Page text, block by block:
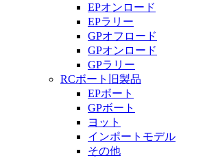
EPオンロード
EPラリー
GPオフロード
GPオンロード
GPラリー
RCボート旧製品
EPボート
GPボート
ヨット
インポートモデル
その他